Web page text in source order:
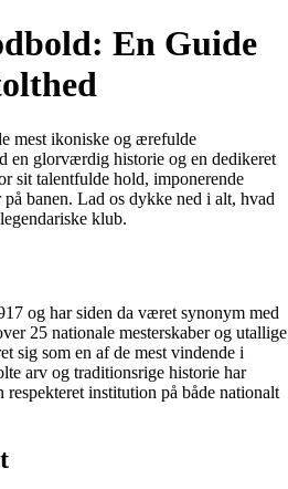
En Guide
mest ikoniske og ærefulde
en glorværdig historie og en dedikeret
sit talentfulde hold, imponerende
banen. Lad os dykke ned i alt, hvad
klub.
og har siden da været synonym med
25 nationale mesterskaber og utallige
sig som en af de mest vindende i
arv og traditionsrige historie har
respekteret institution på både nationalt